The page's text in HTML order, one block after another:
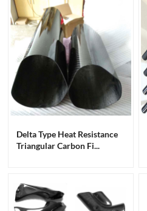
Delta Type Heat Resistance
Triangular Carbon Fi...